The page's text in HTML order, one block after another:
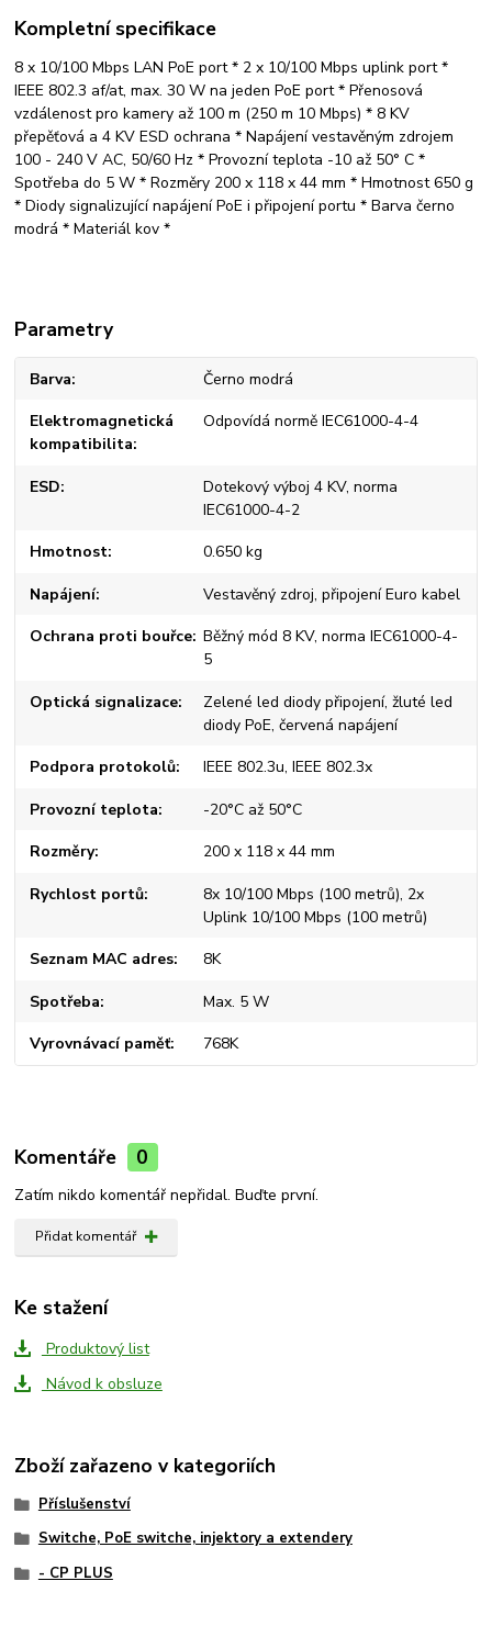
Kompletní specifikace
8 x 10/100 Mbps LAN PoE port * 2 x 10/100 Mbps uplink port *
IEEE 802.3 af/at, max. 30 W na jeden PoE port * Přenosová
vzdálenost pro kamery až 100 m (250 m 10 Mbps) * 8 KV
přepěťová a 4 KV ESD ochrana * Napájení vestavěným zdrojem
100 - 240 V AC, 50/60 Hz * Provozní teplota -10 až 50° C *
Spotřeba do 5 W * Rozměry 200 x 118 x 44 mm * Hmotnost 650 g
* Diody signalizující napájení PoE i připojení portu * Barva černo
modrá * Materiál kov *
Parametry
Barva Černo modrá
Elektromagnetická
kompatibilita
Odpovídá normě IEC61000-4-4
ESD
Dotekový výboj 4 KV, norma
IEC61000-4-2
Hmotnost 0.650 kg
Napájení Vestavěný zdroj, připojení Euro kabel
Ochrana proti bouřce Běžný mód 8 KV, norma IEC61000-4-
5
Optická signalizace
Zelené led diody připojení, žluté led
diody PoE, červená napájení
Podpora protokolů IEEE 802.3u, IEEE 802.3x
Provozní teplota -20°C až 50°C
Rozměry 200 x 118 x 44 mm
Rychlost portů
8x 10/100 Mbps (100 metrů), 2x
Uplink 10/100 Mbps (100 metrů)
Seznam MAC adres 8K
Spotřeba Max. 5 W
Vyrovnávací paměť 768K
Komentáře 0
Zatím nikdo komentář nepřidal. Buďte první.
Přidat komentář
Ke stažení
Produktový list
Návod k obsluze
Zboží zařazeno v kategoriích
Příslušenství
Switche, PoE switche, injektory a extendery
- CP PLUS